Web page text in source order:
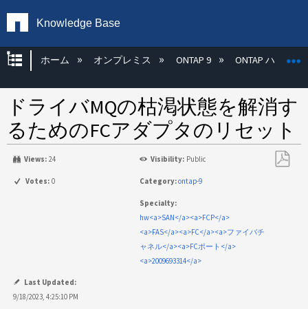
Knowledge Base
グローバル階層を展開/折りたたむ
ホーム オンプレミス ONTAP 9 ONTAP ハード
ドライバMQの枯渇状態を解消す
るためのFCアダプタのリセット
Views: 24 Visibility: Public
Votes: 0 Category:ontap-9
Specialty:
hw<a>SAN</a><a>FCP</a>
<a>FAS</a><a>FC</a><a>ファイバチ
ャネル</a><a>FCポート</a>
<a>2009693314</a>
Last Updated:
9/18/2023, 4:25:10 PM